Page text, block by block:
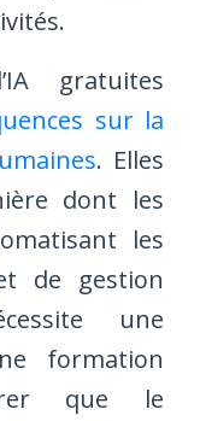
gratuites
sur la
. Elles
dont les
les
de gestion
une
formation
que le